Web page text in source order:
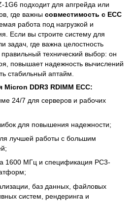
1G6 подходит для апгрейда или
где важны совместимость с ECC
работа под нагрузкой и
Если вы строите систему для
задач, где важна целостность
технический выбор: он
повышает надежность вычислений
стабильный аптайм.
DDR3 RDIMM ECC:
24/7 для серверов и рабочих
для повышения надежности;
лучшей работы с большим
1600 МГц и спецификация PC3-
баз данных, файловых
систем, рендеринга и